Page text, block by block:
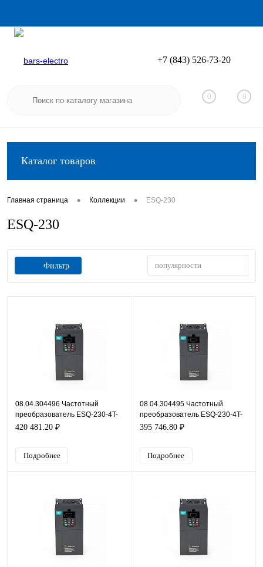
Вход
+7 (843) 526-73-20
0 0
Каталог товаров
Главная страница • Коллекции • ESQ-230
ESQ-230
Фильтр популярности
08.04.304496 Частотный
преобразователь ESQ-230-4T-
200K, 380В, 200кВт, 354А
420 481.20 ₽
Подробнее
08.04.304495 Частотный
преобразователь ESQ-230-4T-
185K, 380В, 185кВт, 326А
395 746.80 ₽
Подробнее